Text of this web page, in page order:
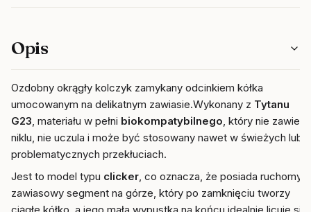
Opis
Ozdobny okrągły kolczyk zamykany odcinkiem kółka
umocowanym na delikatnym zawiasie.Wykonany z Tytanu
G23, materiału w pełni biokompatybilnego, który nie zawiera
niklu, nie uczula i może być stosowany nawet w świeżych lub
problematycznych przekłuciach.
Jest to model typu clicker, co oznacza, że posiada ruchomy,
zawiasowy segment na górze, który po zamknięciu tworzy